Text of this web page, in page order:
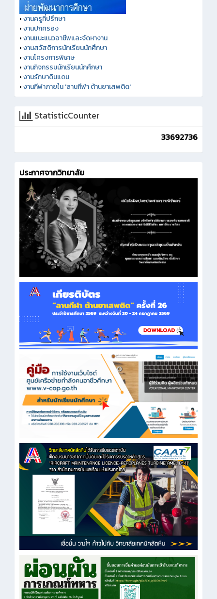
•งานครูที่ปรึกษา
•งานปกครอง
•งานแนะแนวอาชีพและจัดหางาน
•งานสวัสดิการนักเรียนนักศึกษา
•งานโครงการพิเศษ
•งานกิจกรรมนักเรียนนักศึกษา
•งานรักษาดินแดน
•งานกีฬาภายใน 'ลานกีฬา ต้านยาเสพติด'
StatisticCounter
33692736
ประกาศจากวิทยาลัย